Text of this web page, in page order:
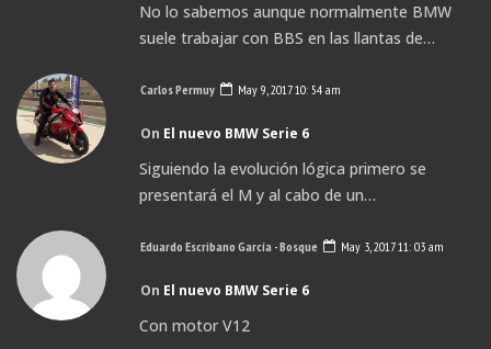
No lo sabemos aunque normalmente BMW
suele trabajar con BBS en las llantas de…
Carlos Permuy May 9, 2017 10: 54 am
On El nuevo BMW Serie 6
Siguiendo la evolución lógica primero se
presentará el M y al cabo de un…
Eduardo Escribano García - Bosque May 3, 2017 11: 03 am
On El nuevo BMW Serie 6
Con motor V12